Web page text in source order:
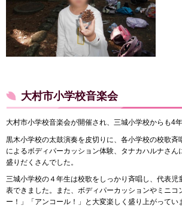
大村市小学校音楽会
大村市小学校音楽会が開催され、三城小学校からも4
黒木小学校の太鼓演奏を皮切りに、各小学校の校歌斉
によるボディパーカッション体験、タナカハルナさん
盛りだくさんでした。
三城小学校の４年生は校歌をしっかり斉唱し、代表児
表できました。また、ボディパーカッションやミニコ
ー！」「アンコール！」と大変楽しく盛り上がってい